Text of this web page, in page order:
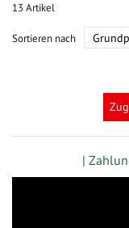
13 Artikel
Sortieren nach
|